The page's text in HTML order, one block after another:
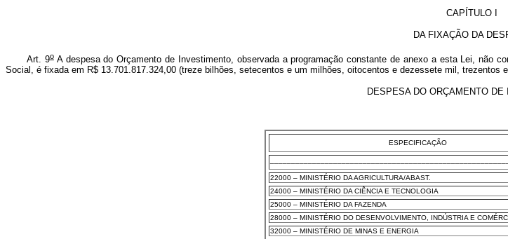
CAPÍTULO I
DA FIXAÇÃO DA
Art. 9oA despesa do Orçamento de Investimento, observada a programação constante de anexo a esta Lei, não
Social, é fixada em R$ 13.701.817.324,00 (treze bilhões, setecentos e um milhões, oitocentos e dezessete mil, trezentos
DESPESA DO ORÇAMENTO
ESPECIFICAÇÃO
22000 – MINISTÉRIO DA AGRICULTURA/ABAST.
24000 – MINISTÉRIO DA CIÊNCIA E TECNOLOGIA
25000 – MINISTÉRIO DA FAZENDA
28000 – MINISTÉRIO DO DESENVOLVIMENTO, INDÚSTRIA E
32000 – MINISTÉRIO DE MINAS E ENERGIA